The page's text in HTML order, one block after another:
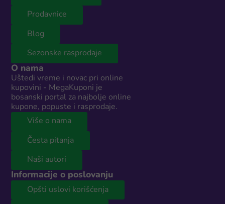
Prodavnice
Blog
Sezonske rasprodaje
O nama
Uštedi vreme i novac pri online
kupovini - MegaKuponi je
bosanski portal za najbolje online
kupone, popuste i rasprodaje.
Više o nama
Česta pitanja
Naši autori
Informacije o poslovanju
Opšti uslovi korišćenja